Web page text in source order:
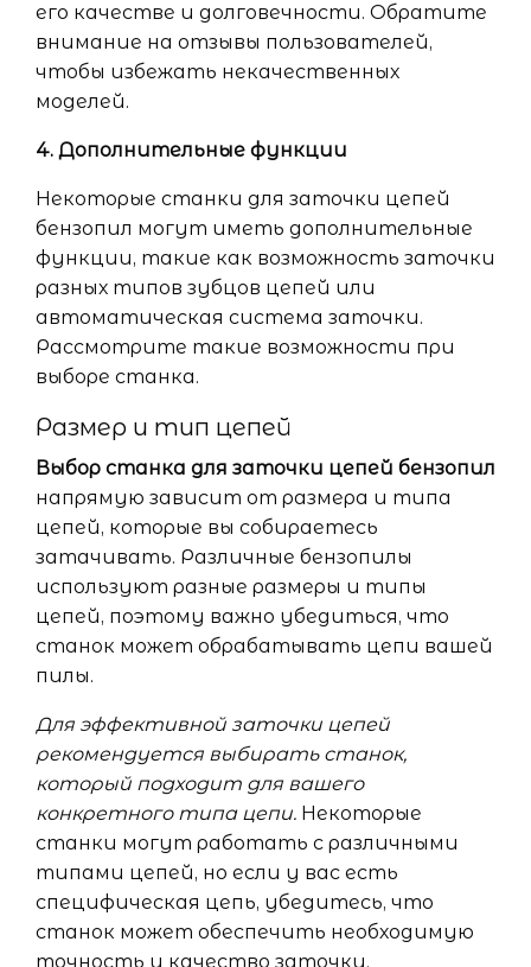
его качестве и долговечности. Обратите
внимание на отзывы пользователей,
чтобы избежать некачественных
моделей.
4. Дополнительные функции
Некоторые станки для заточки цепей
бензопил могут иметь дополнительные
функции, такие как возможность заточки
разных типов зубцов цепей или
автоматическая система заточки.
Рассмотрите такие возможности при
выборе станка.
Размер и тип цепей
Выбор станка для заточки цепей бензопил
напрямую зависит от размера и типа
цепей, которые вы собираетесь
затачивать. Различные бензопилы
используют разные размеры и типы
цепей, поэтому важно убедиться, что
станок может обрабатывать цепи вашей
пилы.
Для эффективной заточки цепей
рекомендуется выбирать станок,
который подходит для вашего
конкретного типа цепи. Некоторые
станки могут работать с различными
типами цепей, но если у вас есть
специфическая цепь, убедитесь, что
станок может обеспечить необходимую
точность и качество заточки.